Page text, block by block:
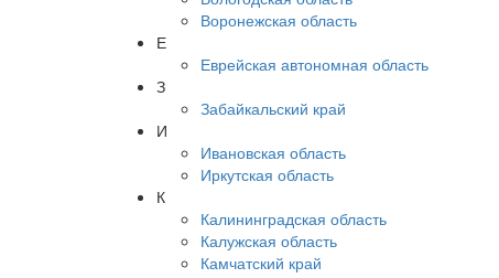
Воронежская область
Е
Еврейская автономная область
З
Забайкальский край
И
Ивановская область
Иркутская область
К
Калининградская область
Калужская область
Камчатский край